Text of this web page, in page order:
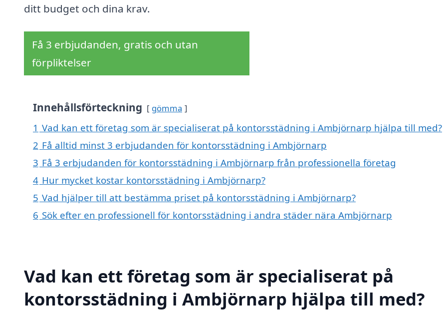
ditt budget och dina krav.
Få 3 erbjudanden, gratis och utan
förpliktelser
Innehållsförteckning gömma
1 Vad kan ett företag som är specialiserat på kontorsstädning i Ambjörnarp hjälpa till med?
2 Få alltid minst 3 erbjudanden för kontorsstädning i Ambjörnarp
3 Få 3 erbjudanden för kontorsstädning i Ambjörnarp från professionella företag
4 Hur mycket kostar kontorsstädning i Ambjörnarp?
5 Vad hjälper till att bestämma priset på kontorsstädning i Ambjörnarp?
6 Sök efter en professionell för kontorsstädning i andra städer nära Ambjörnarp
Vad kan ett företag som är specialiserat på
kontorsstädning i Ambjörnarp hjälpa till med?